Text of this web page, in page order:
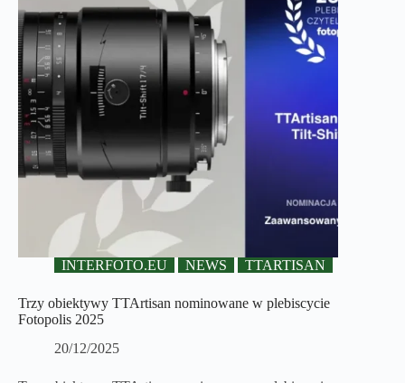
INTERFOTO.EU NEWS TTARTISAN
Trzy obiektywy TTArtisan nominowane w plebiscycie
Fotopolis 2025
20/12/2025